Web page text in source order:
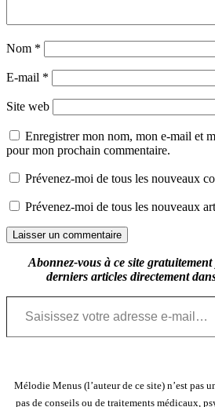
Nom *
E-mail *
Site web
Enregistrer mon nom, mon e-mail et
pour mon prochain commentaire.
Prévenez-moi de tous les nouveaux
Prévenez-moi de tous les nouveaux
Abonnez-vous à ce site
derniers articles directement
Saisissez votre adresse e-mail…
Mélodie Menus (l’auteur de ce site) n’est pas
pas de conseils ou de traitements médicaux,